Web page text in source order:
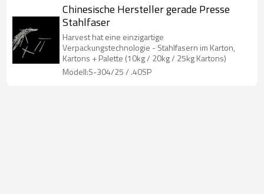
Chinesische Hersteller gerade Presse
Stahlfaser
Harvest hat eine einzigartige
Verpackungstechnologie - Stahlfasern im Karton,
Kartons + Palette (10kg / 20kg / 25kg Kartons)
Modell:S-304/25 / .40SP